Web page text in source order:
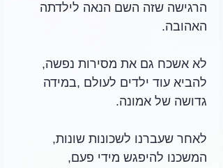
הרגישה שזה השם הנאה לילדתה
האהובה.
לא אשכח גם את מסירות נפשה,
להביא עוד ילדים לעולם ,במידה
גדושה של אמונה.
לאחר שעברנו לשכונות שונות,
המשכנו להיפגש מידי פעם,